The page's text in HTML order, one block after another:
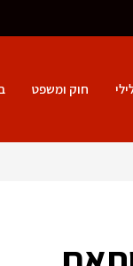
חוק ומשפט